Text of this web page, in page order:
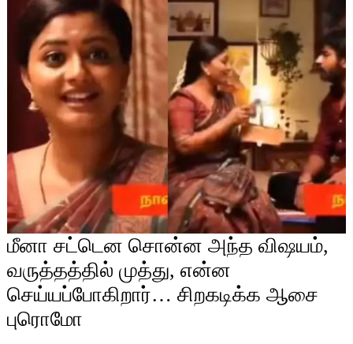
மீனா சட்டென சொன்ன அந்த விஷயம்,
வருத்தத்தில் முத்து, என்ன
செய்யப்போகிறார்… சிறகடிக்க ஆசை
புரொமோ